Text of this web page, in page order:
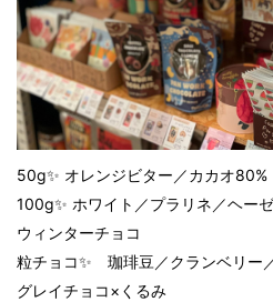
50g✨ オレンジビター／カカオ80%
100g✨ ホワイト／プラリネ／ヘー
ウィンターチョコ
粒チョコ✨ 珈琲豆／クランベリー
グレイチョコ×くるみ